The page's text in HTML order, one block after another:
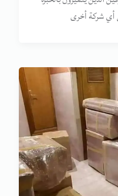
أي شركة أخرى